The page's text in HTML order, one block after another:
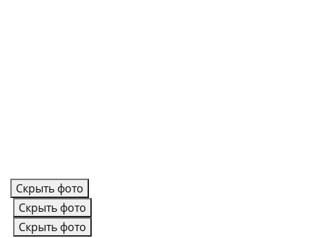
Скрыть фото
Скрыть фото
Скрыть фото